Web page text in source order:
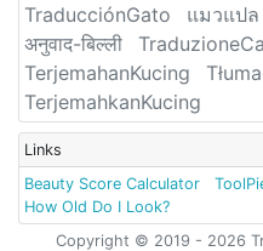
TraducciónGato
แมวแปล
अनुवाद-बिल्ली
TerjemahanKucing
TerjemahkanKucing
Links
Beauty Score Calculator
How Old Do I Look?
Copyright © 2019 - 2026